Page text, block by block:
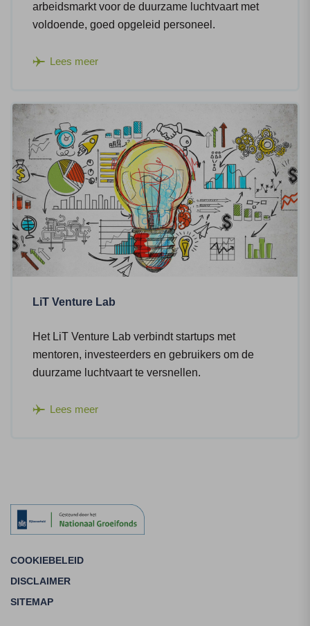
arbeidsmarkt voor de duurzame luchtvaart met
voldoende, goed opgeleid personeel.
Lees meer
LiT Venture Lab
Het LiT Venture Lab verbindt startups met
mentoren, investeerders en gebruikers om de
duurzame luchtvaart te versnellen.
Lees meer
COOKIEBELEID
DISCLAIMER
SITEMAP